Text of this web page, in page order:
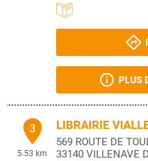
PLUS
3
5.53 km
LIBRAIRIE
569 ROUTE DE
33140 VILLENAVE